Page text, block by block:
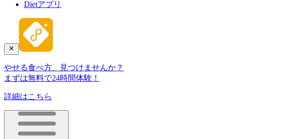
Dietアプリ
やせる食べ方、見つけませんか？
まずは無料で24時間体験！
詳細はこちら